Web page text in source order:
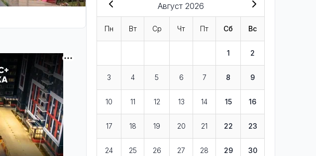
Август 2026
Пн Вт Ср Чт Пт Сб Вс
1 2
3 4 5 6 7 8 9
10 11 12 13 14 15 16
17 18 19 20 21 22 23
24 25 26 27 28 29 30